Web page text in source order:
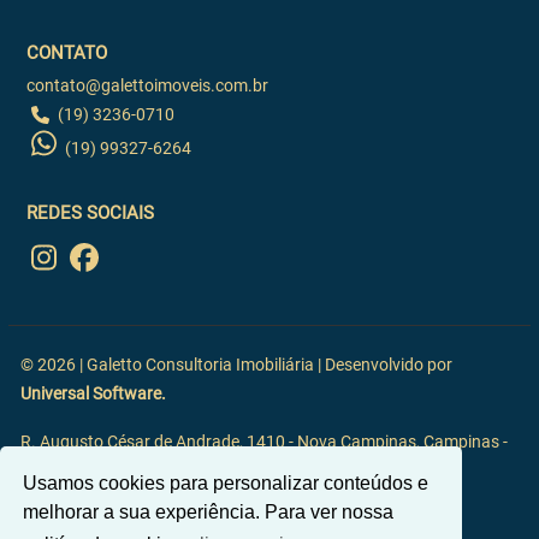
Usamos cookies para personalizar conteúdos e
melhorar a sua experiência. Para ver nossa
CONTATO
contato@galettoimoveis.com.br
(19) 3236-0710
(19) 99327-6264
REDES SOCIAIS
© 2026 | Galetto Consultoria Imobiliária | Desenvolvido por
Universal Software.
R. Augusto César de Andrade, 1410 - Nova Campinas, Campinas -
SP, 13092-117